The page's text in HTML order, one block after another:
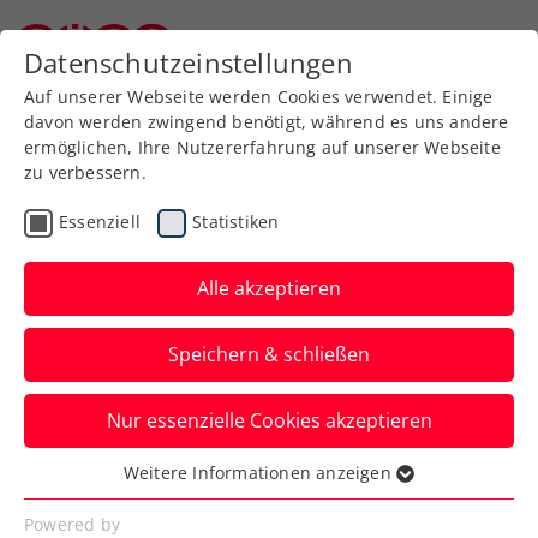
Zurück zur Newsübersicht
Verbands-Info
Leben retten – mit einem
Zukunftszehner für Jana
Das seit vier Jahren krebskranke Mädchen
Jana braucht dringend die Hilfe von
Österreichs Tennis-Community.
Verfasst von: Redaktion, 13.07.2022
Datenschutzeinstellungen
Auf unserer Webseite werden Cookies verwendet. Einige
davon werden zwingend benötigt, während es uns andere
ermöglichen, Ihre Nutzererfahrung auf unserer Webseite
zu verbessern.
Essenziell Statistiken
Alle akzeptieren
Speichern & schließen
Nur essenzielle Cookies akzeptieren
Essenziell
Essenzielle Cookies werden für grundlegende
Weitere Informationen anzeigen
Powered by